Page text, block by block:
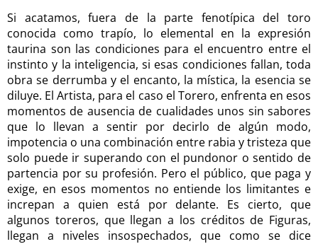
Si acatamos, fuera de la parte fenotípica del toro
conocida como trapío, lo elemental en la expresión
taurina son las condiciones para el encuentro entre el
instinto y la inteligencia, si esas condiciones fallan, toda
obra se derrumba y el encanto, la mística, la esencia se
diluye. El Artista, para el caso el Torero, enfrenta en esos
momentos de ausencia de cualidades unos sin sabores
que lo llevan a sentir por decirlo de algún modo,
impotencia o una combinación entre rabia y tristeza que
solo puede ir superando con el pundonor o sentido de
partencia por su profesión. Pero el público, que paga y
exige, en esos momentos no entiende los limitantes e
increpan a quien está por delante. Es cierto, que
algunos toreros, que llegan a los créditos de Figuras,
llegan a niveles insospechados, que como se dice